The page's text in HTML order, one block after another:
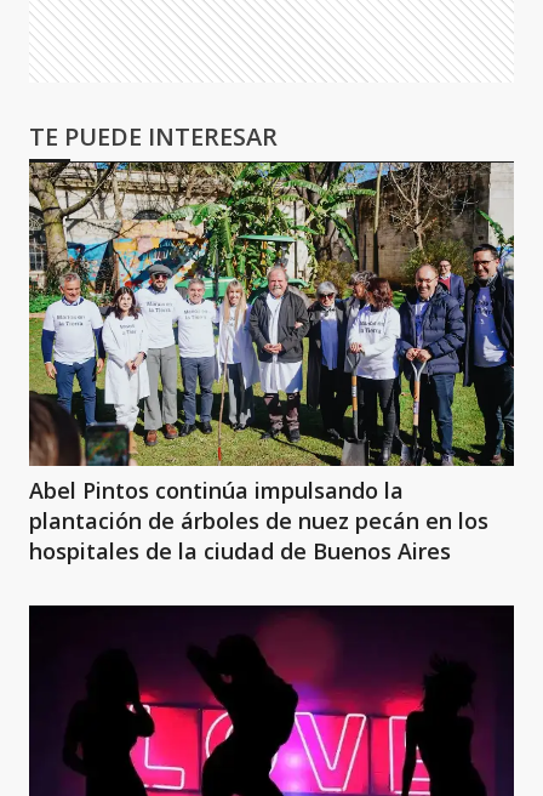
TE PUEDE INTERESAR
Abel Pintos continúa impulsando la
plantación de árboles de nuez pecán en los
hospitales de la ciudad de Buenos Aires